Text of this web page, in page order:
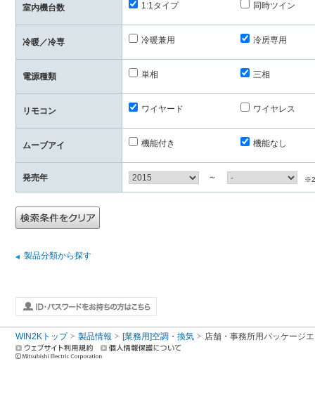
室内機台数 1:1タイプ 同時ツイン
冷暖／冷専 冷暖兼用 冷房専用
電源種類 単相 三相
リモコン ワイヤード ワイヤレス
ムーブアイ 機能付き 機能なし
発売年 ～
製品分類から探す
WIN2Kトップ 製品情報 [業務用]空調・換気 店舗・事務所用パッケージ